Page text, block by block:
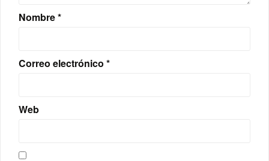
Nombre*
Correo electrónico *
Web